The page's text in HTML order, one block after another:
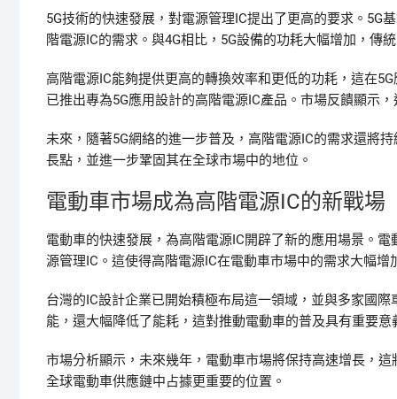
5G技術的快速發展，對電源管理IC提出了更高的要求。5G
階電源IC的需求。與4G相比，5G設備的功耗大幅增加，傳
高階電源IC能夠提供更高的轉換效率和更低的功耗，這在
已推出專為5G應用設計的高階電源IC產品。市場反饋顯示
未來，隨著5G網絡的進一步普及，高階電源IC的需求還將
長點，並進一步鞏固其在全球市場中的地位。
電動車市場成為高階電源IC的新戰場
電動車的快速發展，為高階電源IC開辟了新的應用場景。
源管理IC。這使得高階電源IC在電動車市場中的需求大幅增
台灣的IC設計企業已開始積極布局這一領域，並與多家國
能，還大幅降低了能耗，這對推動電動車的普及具有重要意
市場分析顯示，未來幾年，電動車市場將保持高速增長，
全球電動車供應鏈中占據更重要的位置。